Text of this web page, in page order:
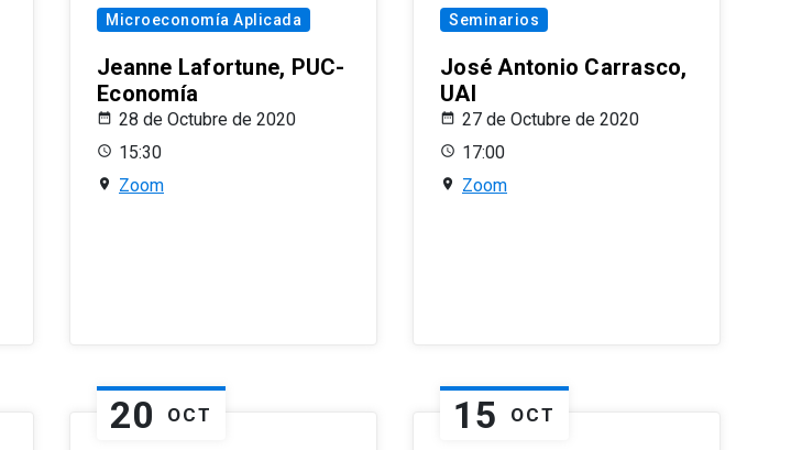
Microeconomía Aplicada
Jeanne Lafortune, PUC-
Economía
28 de Octubre de 2020
15:30
Zoom
Seminarios
José Antonio Carrasco,
UAI
27 de Octubre de 2020
17:00
Zoom
20 OCT 15 OCT